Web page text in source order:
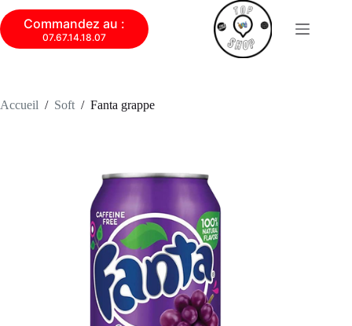
Commandez au :
07.67.14.18.07
Accueil / Soft / Fanta grappe